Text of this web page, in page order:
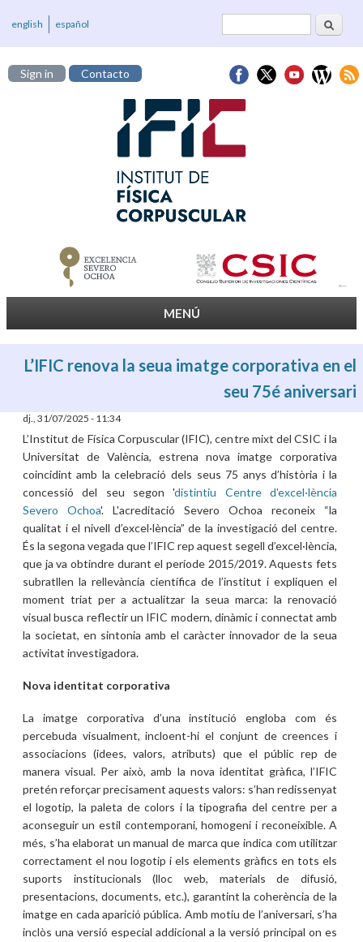
Formulari deCerca
english español
Sign in Contacto
MENÚ
L’IFIC renova la seua imatge corporativa en el
seu 75é aniversari
dj., 31/07/2025 - 11:34
L’Institut de Física Corpuscular (IFIC), centre mixt del CSIC i la
Universitat de València, estrena nova imatge corporativa
coincidint amb la celebració dels seus 75 anys d’història i la
concessió del seu segon 'distintiu Centre d'excel·lència
Severo Ochoa'. L'acreditació Severo Ochoa reconeix “la
qualitat i el nivell d’excel·lència” de la investigació del centre.
És la segona vegada que l’IFIC rep aquest segell d’excel·lència,
que ja va obtindre durant el període 2015/2019. Aquests fets
subratllen la rellevància científica de l’institut i expliquen el
moment triat per a actualitzar la seua marca: la renovació
visual busca reflectir un IFIC modern, dinàmic i connectat amb
la societat, en sintonia amb el caràcter innovador de la seua
activitat investigadora.
Nova identitat corporativa
La imatge corporativa d’una institució engloba com és
percebuda visualment, incloent-hi el conjunt de creences i
associacions (idees, valors, atributs) que el públic rep de
manera visual. Per això, amb la nova identitat gràfica, l’IFIC
pretén reforçar precisament aquests valors: s’han redissenyat
el logotip, la paleta de colors i la tipografia del centre per a
aconseguir un estil contemporani, homogeni i reconeixible. A
més, s’ha elaborat un manual de marca que indica com utilitzar
correctament el nou logotip i els elements gràfics en tots els
suports institucionals (lloc web, materials de difusió,
presentacions, documents, etc.), garantint la coherència de la
imatge en cada aparició pública. Amb motiu de l’aniversari, s’ha
inclòs una versió especial addicional a la versió principal on es